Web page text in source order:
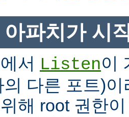
아파치가 시
서 Listen이
다른 포트)
해 root 권한